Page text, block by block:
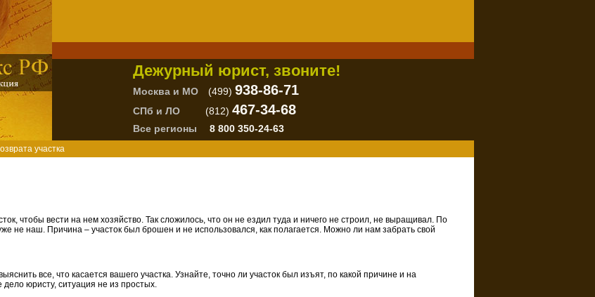
Дежурный юрист, звоните!
Москва и МО (499) 938-86-71
СПб и ЛО (812) 467-34-68
Все регионы 8 800 350-24-63
участка
чтобы вести на нем хозяйство. Так сложилось, что он не ездил туда и ничего не строил, не выращивал. По
не наш. Причина – участок был брошен и не использовался, как полагается. Можно ли нам забрать свой
все, что касается вашего участка. Узнайте, точно ли участок был изъят, по какой причине и на
юристу, ситуация не из простых.